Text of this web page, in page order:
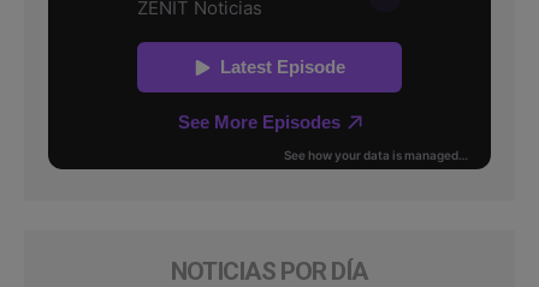
NOTICIAS POR DÍA